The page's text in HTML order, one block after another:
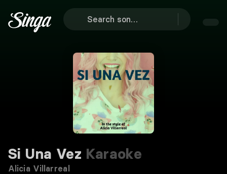
Si Una Vez Karaoke
Alicia Villarreal